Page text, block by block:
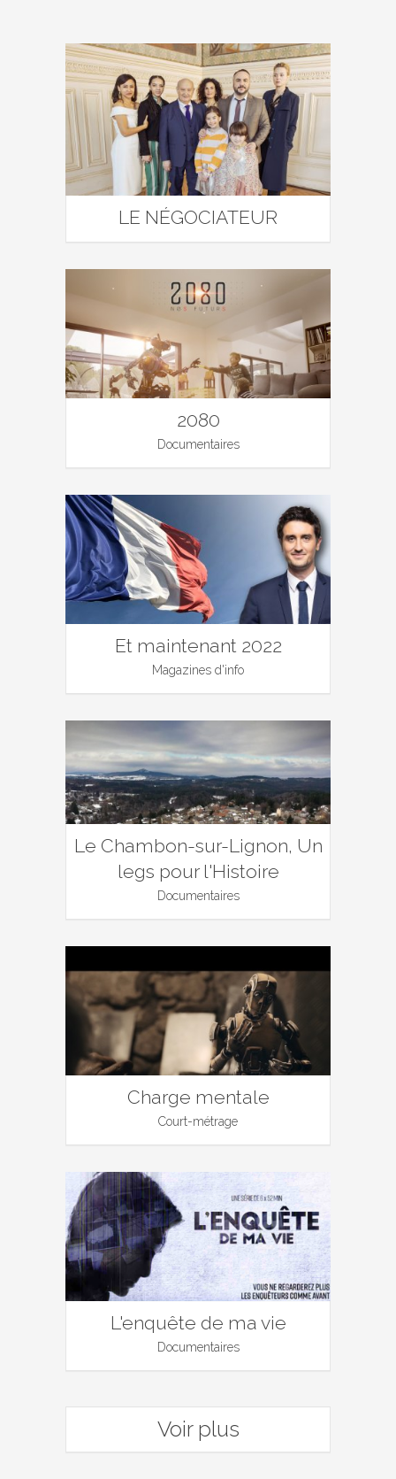
LE NÉGOCIATEUR
2080
Documentaires
Et maintenant 2022
Magazines d'info
Le Chambon-sur-Lignon, Un
legs pour l'Histoire
Documentaires
Charge mentale
Court-métrage
L'enquête de ma vie
Documentaires
Voir plus